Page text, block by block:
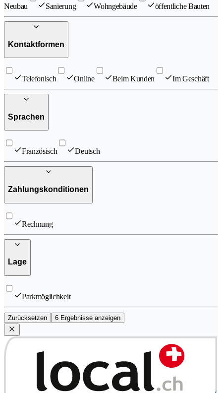
Neubau Sanierung Wohngebäude öffentliche Bauten
Kontaktformen
Telefonisch Online Beim Kunden Im Geschäft
Sprachen
Französisch Deutsch
Zahlungskonditionen
Rechnung
Lage
Parkmöglichkeit
Zurücksetzen 6 Ergebnisse anzeigen